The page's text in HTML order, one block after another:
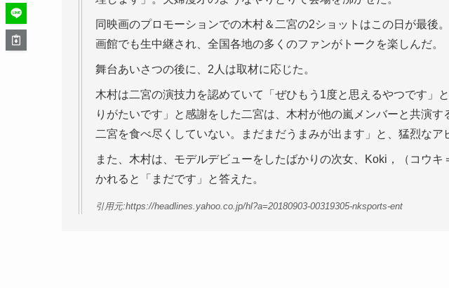
同映画のプロモーションでの木村＆二宮の2ショットはこの日が最後
画館でも生中継され、全国各地の多くのファンがトークを楽しんだ。
舞台あいさつの後に、2人は取材に応じた。
木村は二宮の演技力を認めていて「ぜひもう1度と思えるやつです」
りがたいです」と感謝をした二宮は、木村が他の嵐メンバーと共演す
二宮を食べ尽くしていない。まだまだうまみが出ます」と、猛烈なア
また、木村は、モデルデビューをしたばかりの次女、Koki，（コウキ
かれると「まだです」と答えた。
引用元:https://headlines.yahoo.co.jp/hl?a=20180903-00319305-nksports-ent